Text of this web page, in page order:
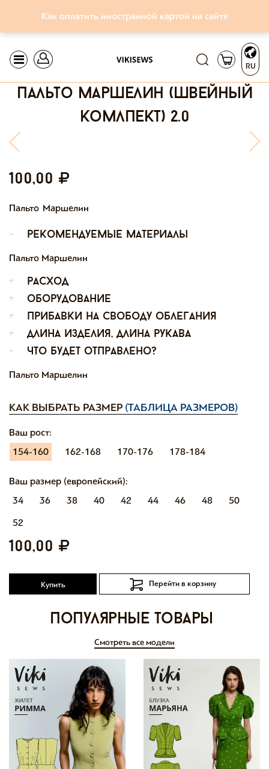
Как оплатить иностранной картой на сайте
RU
пальто маршелин (швейный
комлпект) 2.0
100,00
Пальто Маршелин
-
рекомендуемые материалы
Пальто Маршелин
+
расход
+
оборудование
+
прибавки на свободу облегания
+
длина изделия, длина рукава
-
что будет отправлено?
Пальто Маршелин
КАК ВЫБРАТЬ РАЗМЕР (ТАБЛИЦА РАЗМЕРОВ)
Ваш рост:
154-160
162-168 170-176 178-184
Ваш размер (европейский):
34
36 38 40 42 44 46 48
50
52
100,00
Купить Перейти в корзину
Популярные товары
Смотреть все модели